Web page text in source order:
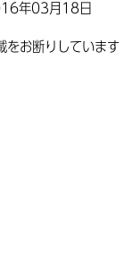
年03月18日
をお断りしています